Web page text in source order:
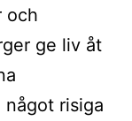
och
ge liv åt
risiga